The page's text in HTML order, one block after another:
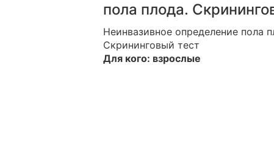
пола плода.
Неинвазивное определение пола
Скрининговый тест
Для кого: взрослые